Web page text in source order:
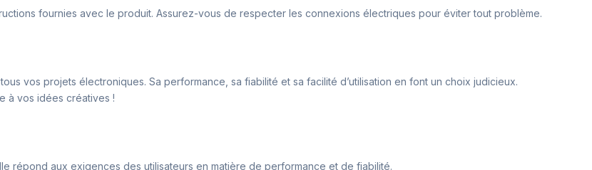
fournies avec le produit. Assurez-vous de respecter les connexions électriques pour éviter tout problème.
vos projets électroniques. Sa performance, sa fiabilité et sa facilité d’utilisation en font un choix judicieux.
à vos idées créatives !
répond aux exigences des utilisateurs en matière de performance et de fiabilité.